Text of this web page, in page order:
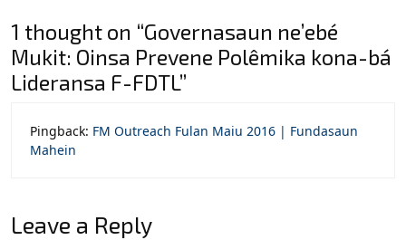
1 thought on “Governasaun ne’ebé
Mukit: Oinsa Prevene Polêmika kona-bá
Lideransa F-FDTL”
Pingback: FM Outreach Fulan Maiu 2016 | Fundasaun
Mahein
Leave a Reply